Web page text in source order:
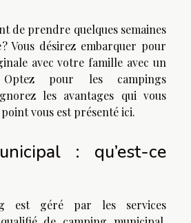
de prendre quelques semaines
Vous désirez embarquer pour
avec votre famille avec un
Optez pour les campings
les avantages qui vous
vous est présenté ici.
: qu’est-ce
est géré par les services